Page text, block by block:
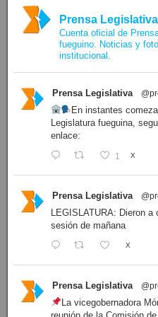
Prensa Legislativa
Cuenta oficial de
fueguino. Noticias y
institucional.
Prensa Legislativa
En instantes
Legislatura fueguina,
enlace:
1 X
Prensa Legislativa
LEGISLATURA: Dieron
sesión de mañana
X
Prensa Legislativa
La vicegobernadora